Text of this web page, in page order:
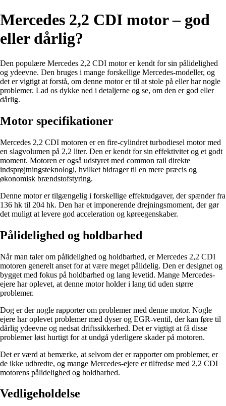
Mercedes 2,2 CDI motor – god
eller dårlig?
Den populære Mercedes 2,2 CDI motor er kendt for sin pålidelighed
og ydeevne. Den bruges i mange forskellige Mercedes-modeller, og
det er vigtigt at forstå, om denne motor er til at stole på eller har nogle
problemer. Lad os dykke ned i detaljerne og se, om den er god eller
dårlig.
Motor specifikationer
Mercedes 2,2 CDI motoren er en fire-cylindret turbodiesel motor med
en slagvolumen på 2,2 liter. Den er kendt for sin effektivitet og et godt
moment. Motoren er også udstyret med common rail direkte
indsprøjtningsteknologi, hvilket bidrager til en mere præcis og
økonomisk brændstofstyring.
Denne motor er tilgængelig i forskellige effektudgaver, der spænder fra
136 hk til 204 hk. Den har et imponerende drejningsmoment, der gør
det muligt at levere god acceleration og køreegenskaber.
Pålidelighed og holdbarhed
Når man taler om pålidelighed og holdbarhed, er Mercedes 2,2 CDI
motoren generelt anset for at være meget pålidelig. Den er designet og
bygget med fokus på holdbarhed og lang levetid. Mange Mercedes-
ejere har oplevet, at denne motor holder i lang tid uden større
problemer.
Dog er der nogle rapporter om problemer med denne motor. Nogle
ejere har oplevet problemer med dyser og EGR-ventil, der kan føre til
dårlig ydeevne og nedsat driftssikkerhed. Det er vigtigt at få disse
problemer løst hurtigt for at undgå yderligere skader på motoren.
Det er værd at bemærke, at selvom der er rapporter om problemer, er
de ikke udbredte, og mange Mercedes-ejere er tilfredse med 2,2 CDI
motorens pålidelighed og holdbarhed.
Vedligeholdelse